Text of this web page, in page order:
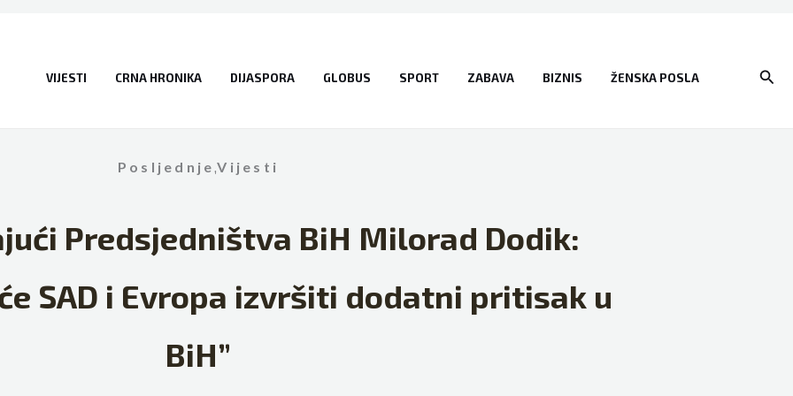
VIJESTI CRNA HRONIKA DIJASPORA GLOBUS SPORT ZABAVA BIZNIS ŽENSKA POSLA
Posljednje,Vijesti
Predsjedništva BiH Milorad Dodik:
SAD i Evropa izvršiti dodatni pritisak u
BiH”